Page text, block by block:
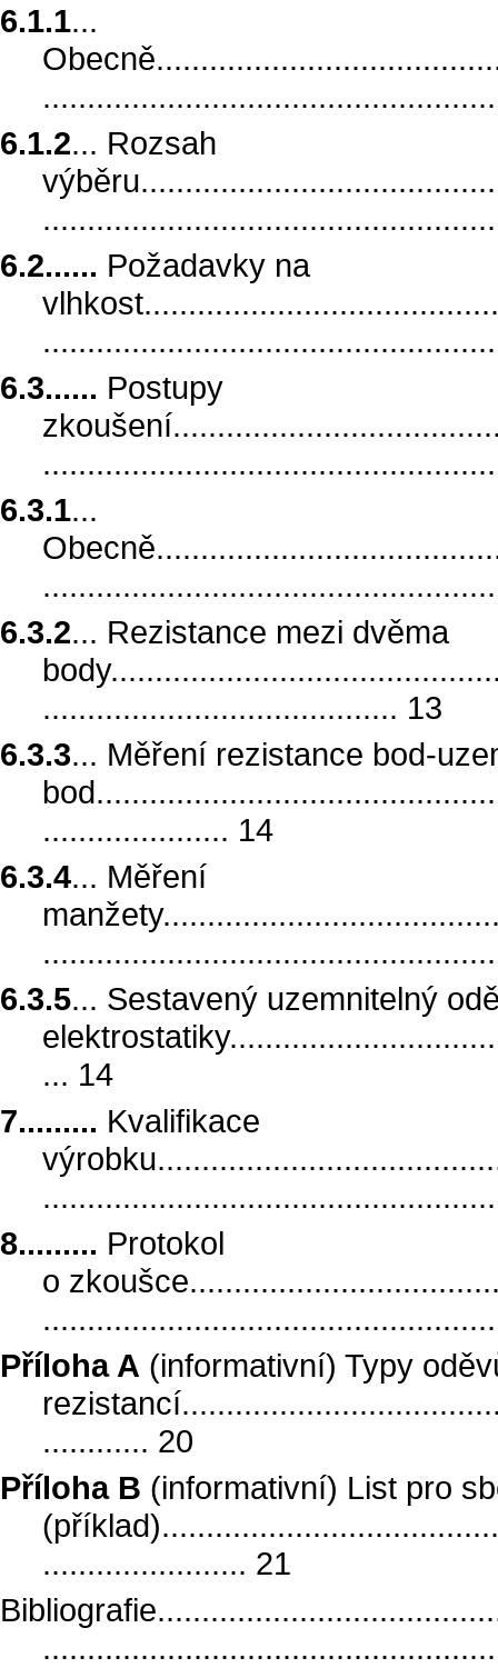
6.1.1...
6.1.2... Rozsah
6.2...... Požadavky na
6.3...... Postupy
6.3.1...
6.3.2... Rezistance mezi dvěma
........................................ 13
6.3.3... Měření rezistance bod-
..................... 14
6.3.4... Měření
6.3.5... Sestavený uzemnitelný
... 14
7......... Kvalifikace
8......... Protokol
o
Příloha A (informativní) Typy
............ 20
Příloha B (informativní) List pro
....................... 21